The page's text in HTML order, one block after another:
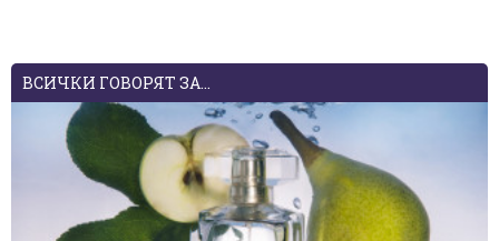
ВСИЧКИ ГОВОРЯТ ЗА...